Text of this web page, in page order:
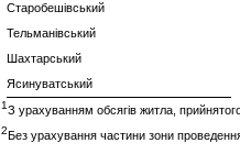
Старобешівський
Тельманівський
Шахтарський
Ясинуватський
1З урахуванням обсягів житла,
2Без урахування частини зони